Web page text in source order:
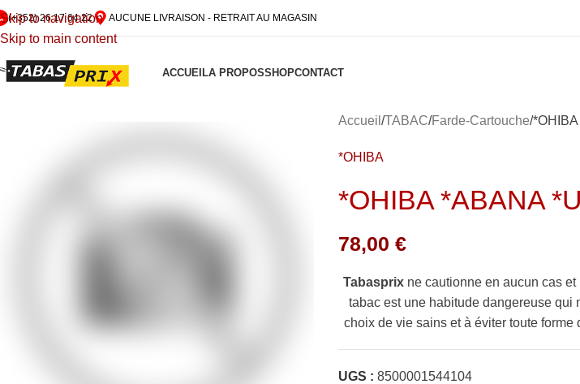
Skip to navigation
Skip to main content
(+352) 26 17 64 22 AUCUNE LIVRAISON - RETRAIT AU MAGASIN
ACCUEILA PROPOSSHOPCONTACT
Accueil TABAC Farde-Cartouche
*OHIBA
*OHIBA *ABANA
78,00€
Tabasprix ne cautionne en aucun cas
tabac est une habitude dangereuse qui
choix de vie sains et à éviter toute
UGS :8500001544104